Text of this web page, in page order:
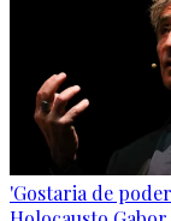
'Gostaria de